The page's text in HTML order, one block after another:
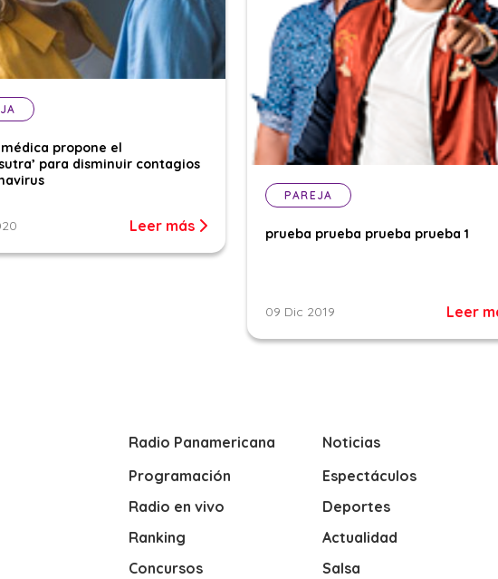
médica propone el
para disminuir contagios
Leer más
PAREJA
prueba prueba prueba prueba 1
09 Dic 2019 Leer
Radio Panamericana
Programación
Radio en vivo
Ranking
Concursos
Noticias
Espectáculos
Deportes
Actualidad
Salsa